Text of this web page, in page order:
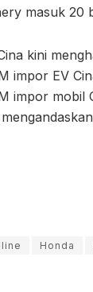
masuk 20
kini
impor EV
impor mobil
Honda